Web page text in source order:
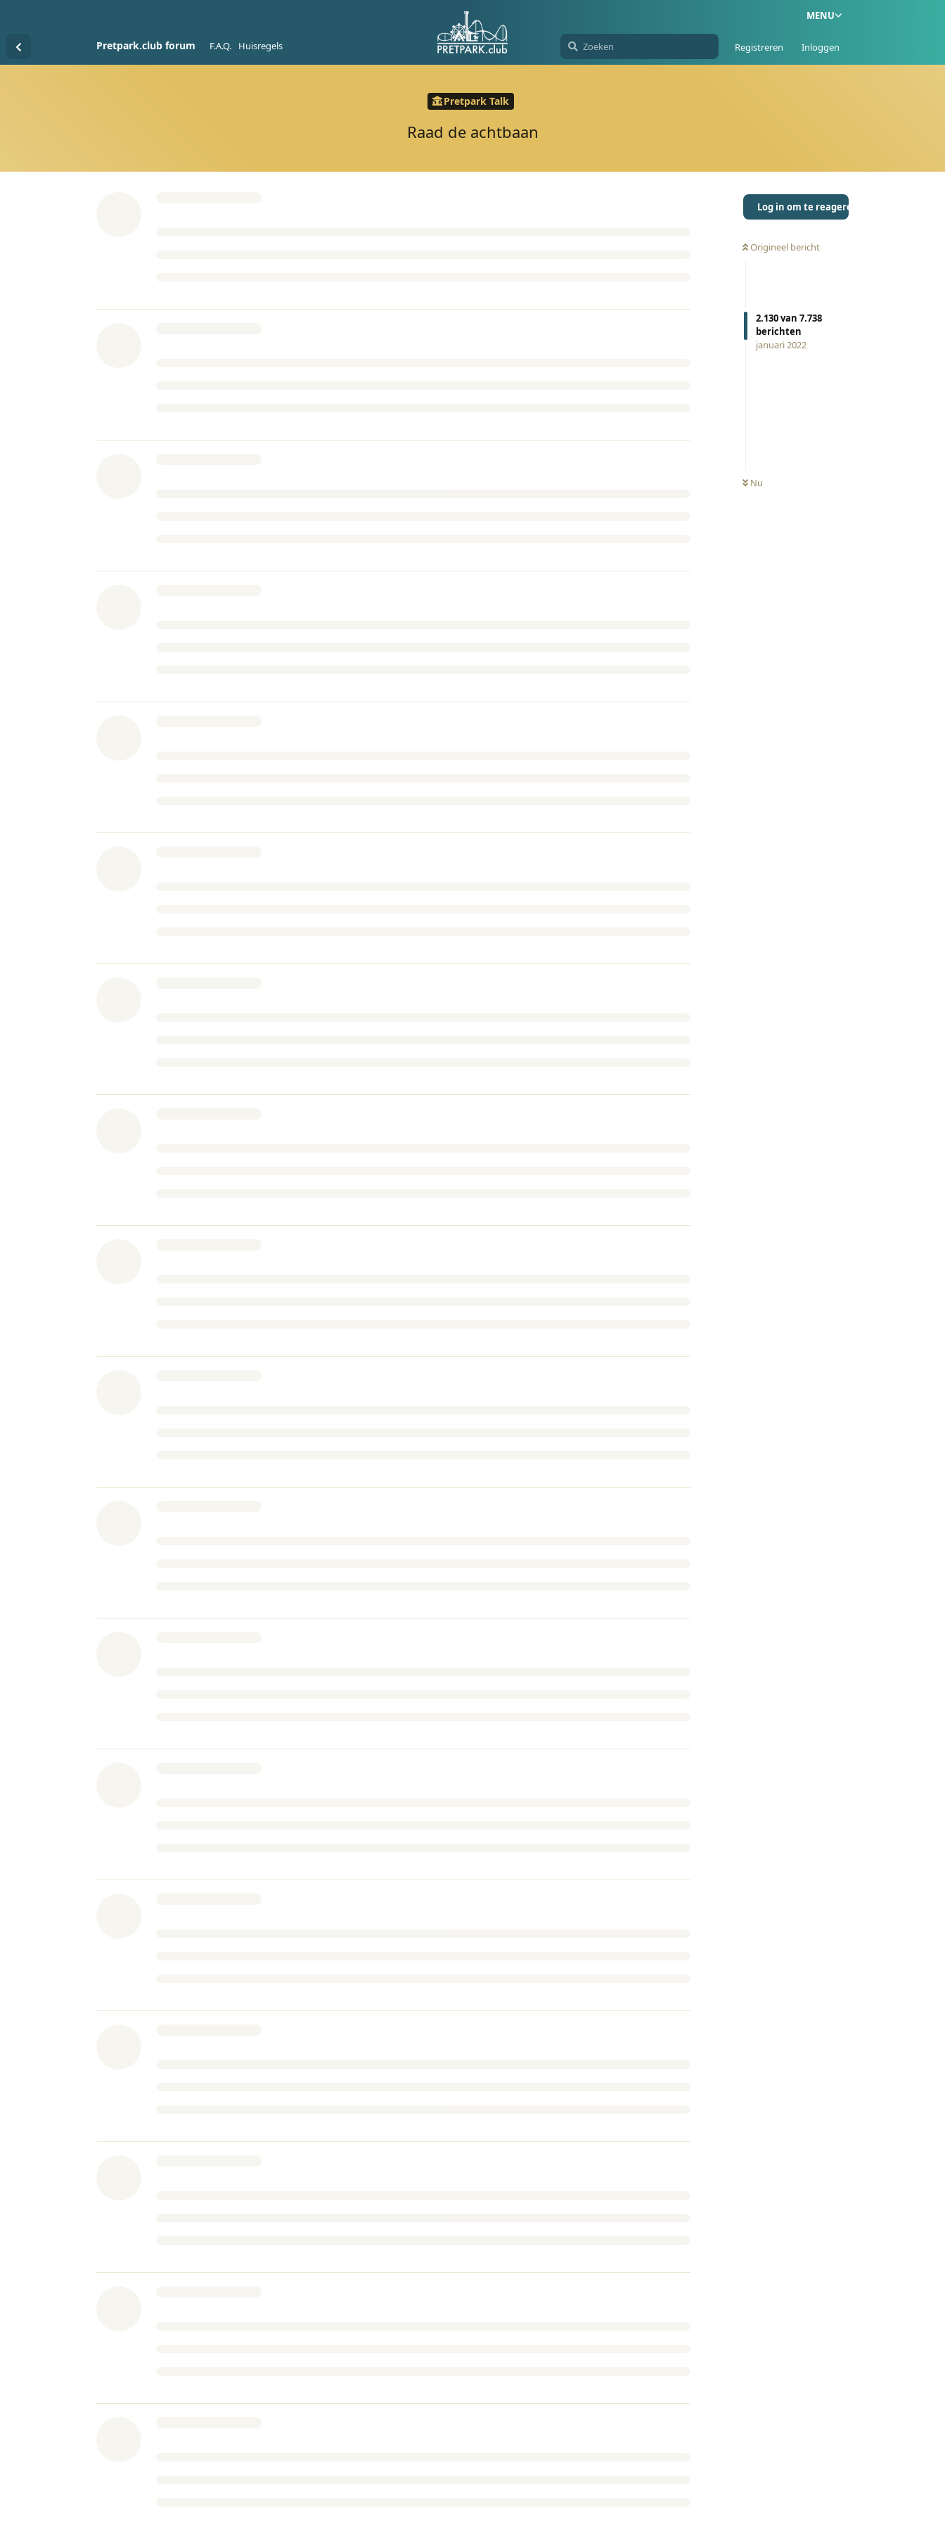
MENU
Pretpark.club forum F.A.Q. Huisregels Registreren Inloggen
Pretpark Talk
Raad de achtbaan
Log in om te reageren
Origineel bericht
2.130van 7.738
berichten
januari 2022
Nu